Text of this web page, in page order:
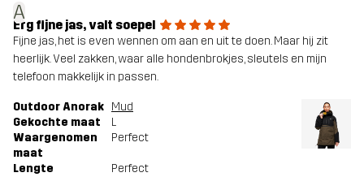
A
Erg fijne jas, valt soepel
Fijne jas, het is even wennen om aan en uit te doen. Maar hij zit
heerlijk. Veel zakken, waar alle hondenbrokjes, sleutels en mijn
telefoon makkelijk in passen.
Outdoor Anorak Mud
Gekochte maat
L
Waargenomen
maat
Perfect
Lengte Perfect